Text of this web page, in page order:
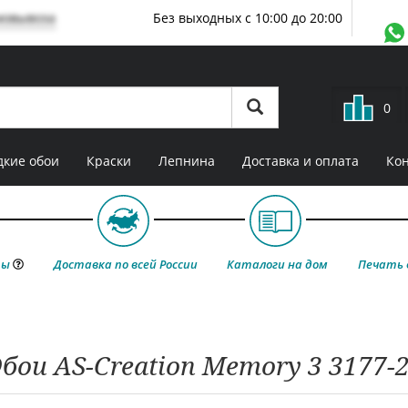
Без выходных с 10:00 до 20:00
0
обои Краски Лепнина Доставка и оплата
Доставка по всей России Каталоги на дом Печать
AS-Creation Memory 3 3177-